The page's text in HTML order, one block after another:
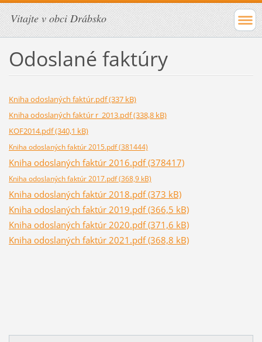
Vitajte v obci Drábsko
Odoslané faktúry
Kniha odoslaných faktúr.pdf (337 kB)
Kniha odoslaných faktúr r_2013.pdf (338,8 kB)
KOF2014.pdf (340,1 kB)
Kniha odoslaných faktúr 2015.pdf (381444)
Kniha odoslaných faktúr 2016.pdf (378417)
Kniha odoslaných faktúr 2017.pdf (368,9 kB)
Kniha odoslaných faktúr 2018.pdf (373 kB)
Kniha odoslaných faktúr 2019.pdf (366,5 kB)
Kniha odoslaných faktúr 2020.pdf (371,6 kB)
Kniha odoslaných faktúr 2021.pdf (368,8 kB)